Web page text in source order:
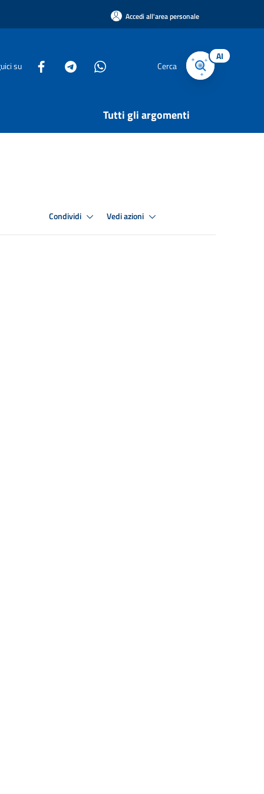
Accedi all'area personale
su Cerca
AI
Tutti gli argomenti
Condividi Vedi azioni